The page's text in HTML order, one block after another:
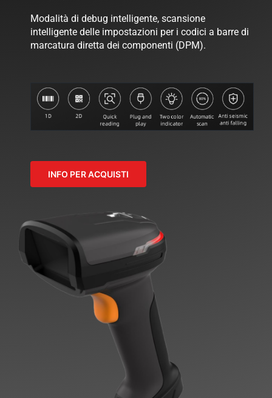
Modalità di debug intelligente, scansione
intelligente delle impostazioni per i codici a barre di
marcatura diretta dei componenti (DPM).
INFO PER ACQUISTI